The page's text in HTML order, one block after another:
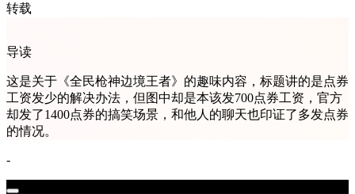
转载
导读
这是关于《全民枪神边境王者》的趣味内容，标题讲的是点券
工资发少的解决办法，但图中却是本该发700点券工资，官方
却发了1400点券的搞笑场景，和他人的聊天也印证了多发点券
的情况。
-